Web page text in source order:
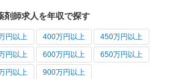
剤師求人を年収で探す
円以上 400万円以上 450万円以上
円以上 600万円以上 650万円以上
円以上 900万円以上